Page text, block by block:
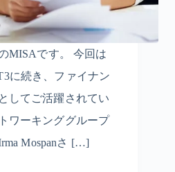
MISAです。 今回は
に続き、ファイナン
してご活躍されてい
ワーキンググループ
Mospanさ […]